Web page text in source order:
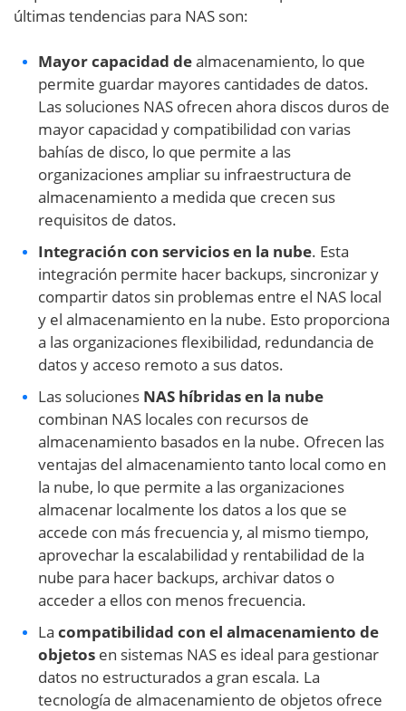
últimas tendencias para NAS son:
Mayor capacidad dealmacenamiento, lo que
permite guardar mayores cantidades de datos.
Las soluciones NAS ofrecen ahora discos duros de
mayor capacidad y compatibilidad con varias
bahías de disco, lo que permite a las
organizaciones ampliar su infraestructura de
almacenamiento a medida que crecen sus
requisitos de datos.
Integración con servicios en la nube. Esta
integración permite hacer backups, sincronizar y
compartir datos sin problemas entre el NAS local
y el almacenamiento en la nube. Esto proporciona
a las organizaciones flexibilidad, redundancia de
datos y acceso remoto a sus datos.
Las soluciones NAS híbridas en la nube
combinan NAS locales con recursos de
almacenamiento basados en la nube. Ofrecen las
ventajas del almacenamiento tanto local como en
la nube, lo que permite a las organizaciones
almacenar localmente los datos a los que se
accede con más frecuencia y, al mismo tiempo,
aprovechar la escalabilidad y rentabilidad de la
nube para hacer backups, archivar datos o
acceder a ellos con menos frecuencia.
La compatibilidad con el almacenamiento de
objetos en sistemas NAS es ideal para gestionar
datos no estructurados a gran escala. La
tecnología de almacenamiento de objetos ofrece